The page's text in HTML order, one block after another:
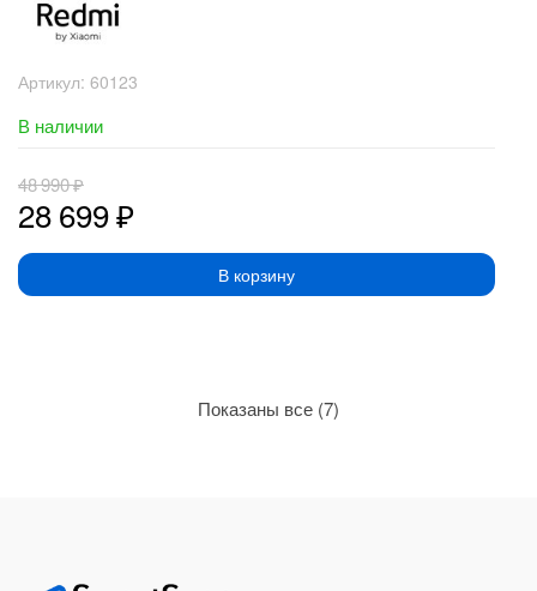
Артикул: 60123
В наличии
28 699₽
48 990₽
В корзину
Показаны все (7)